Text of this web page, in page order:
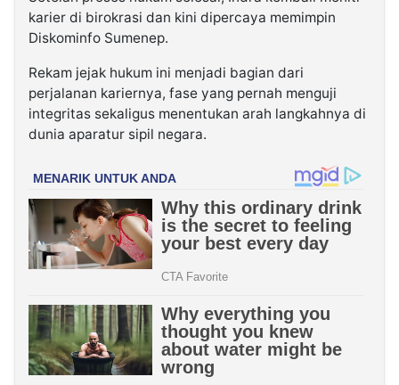
karier di birokrasi dan kini dipercaya memimpin
Diskominfo Sumenep.
Rekam jejak hukum ini menjadi bagian dari
perjalanan kariernya, fase yang pernah menguji
integritas sekaligus menentukan arah langkahnya di
dunia aparatur sipil negara.